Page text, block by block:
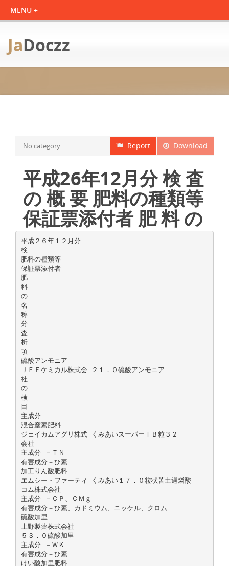
JaDoczz
Download
Report
No category
平成26年12月分 検 査
の 概 要 肥料の種類等
保証票添付者 肥 料 の
平成２６年１２月分
検
肥料の種類等
保証票添付者
肥
料
の
名
称
分
査
析
項
硫酸アンモニア
ＪＦＥケミカル株式会 ２１．０硫酸アンモニア
社
の
検
目
主成分
混合窒素肥料
ジェイカムアグリ株式 くみあいスーパーＩＢ粒３２
会社
主成分 －ＴＮ
有害成分－ひ素
加工りん酸肥料
エムシー・ファーティ くみあい１７．０粒状苦土過燐酸
コム株式会社
主成分 －ＣＰ、ＣＭｇ
有害成分－ひ素、カドミウム、ニッケル、クロム
硫酸加里
上野製薬株式会社
５３．０硫酸加里
主成分 －ＷＫ
有害成分－ひ素
けい酸加里肥料